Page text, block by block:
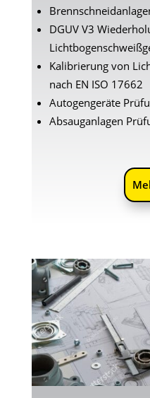
DGUV V3
Kalibrierung von
nach EN ISO 17662
Autogengeräte
Absauganlagen